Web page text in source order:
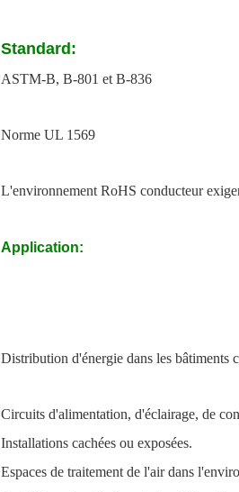
Standard:
ASTM-B, B-801 et B-836
Norme UL 1569
L'environnement RoHS conducteur
Application:
Distribution d'énergie dans les bâtiments
Circuits d'alimentation, d'éclairage, de
Installations cachées ou exposées.
Espaces de traitement de l'air dans